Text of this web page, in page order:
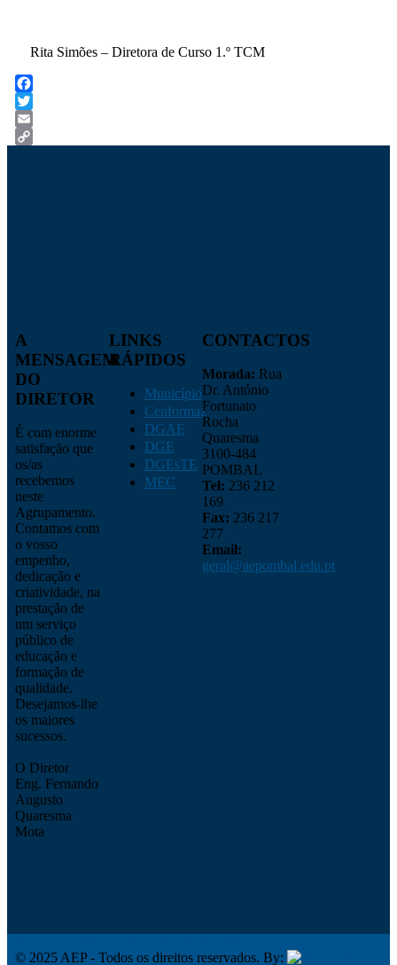
Rita Simões – Diretora de Curso 1.º TCM
Facebook
Twitter
Email
A
MENSAGEM
DO
DIRETOR
É com enorme
satisfação que
os/as
recebemos
neste
Agrupamento.
Contamos com
o vosso
empenho,
dedicação e
criatividade, na
prestação de
um serviço
público de
educação e
formação de
qualidade.
Desejamos-lhe
os maiores
sucessos.
O Diretor
Eng. Fernando
Augusto
Quaresma
Mota
LINKS
RÁPIDOS
Município
Cenformaz
DGAE
DGE
DGEsTE
MEC
CONTACTOS
Morada: Rua
Dr. António
Fortunato
Rocha
Quaresma
3100-484
POMBAL
Tel: 236 212
169
Fax: 236 217
277
Email:
geral@aepombal.edu.pt
© 2025 AEP - Todos os direitos reservados. By: